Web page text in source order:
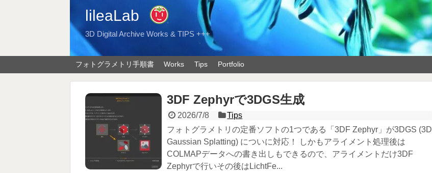
lileaLab
3D Digital Archive Works & TIPS +++
フォトグラメトリ手順書 Works Tips Portfolio
3DF Zephyrで3DGS生成
2026/7/8
Tips
フォトグラメトリの定番ソフトの1つである「3DF Zephyr」が3DGS (3D
Gaussian Splatting) についに対応！ しかもアライメント処理後は
COLMAPデータへの書き出しもできるので、アライメントだけ3DF
Zephyrで行いその後はLichtFe...